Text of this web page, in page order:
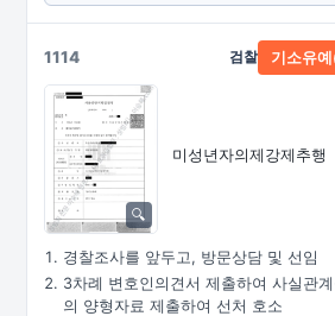
1114
미성년자의제강제추행
검찰 기소유
경찰조사를 앞두고, 방문상담 및 선임
3차례 변호인의견서 제출하여 사실관
의 양형자료 제출하여 선처 호소